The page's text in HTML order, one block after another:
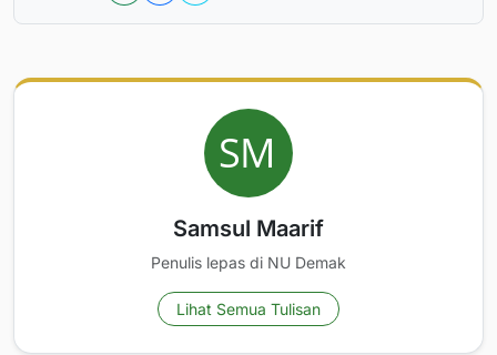
Samsul Maarif
Penulis lepas di NU Demak
Lihat Semua Tulisan